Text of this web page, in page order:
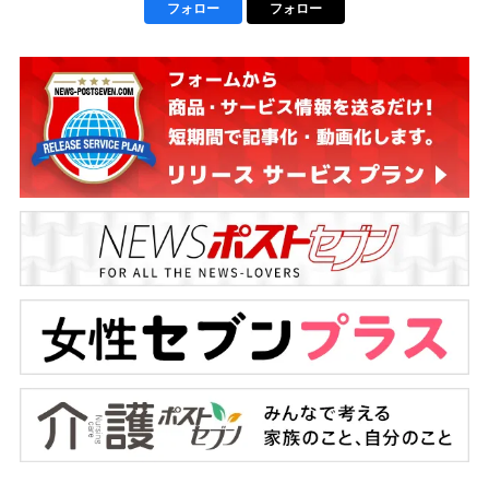
フォロー フォロー